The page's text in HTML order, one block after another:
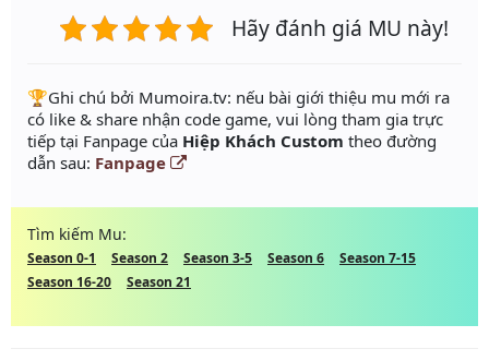
Hãy đánh giá MU này!
️🏆Ghi chú bởi Mumoira.tv: nếu bài giới thiệu mu mới ra
có like & share nhận code game, vui lòng tham gia trực
tiếp tại Fanpage của Hiệp Khách Custom theo đường
dẫn sau: Fanpage
Tìm kiếm Mu:
Season 0-1 Season 2 Season 3-5 Season 6
Season 7-15
Season 16-20
Season 21